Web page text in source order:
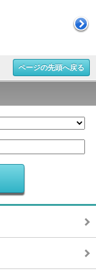
ページの先頭へ戻る